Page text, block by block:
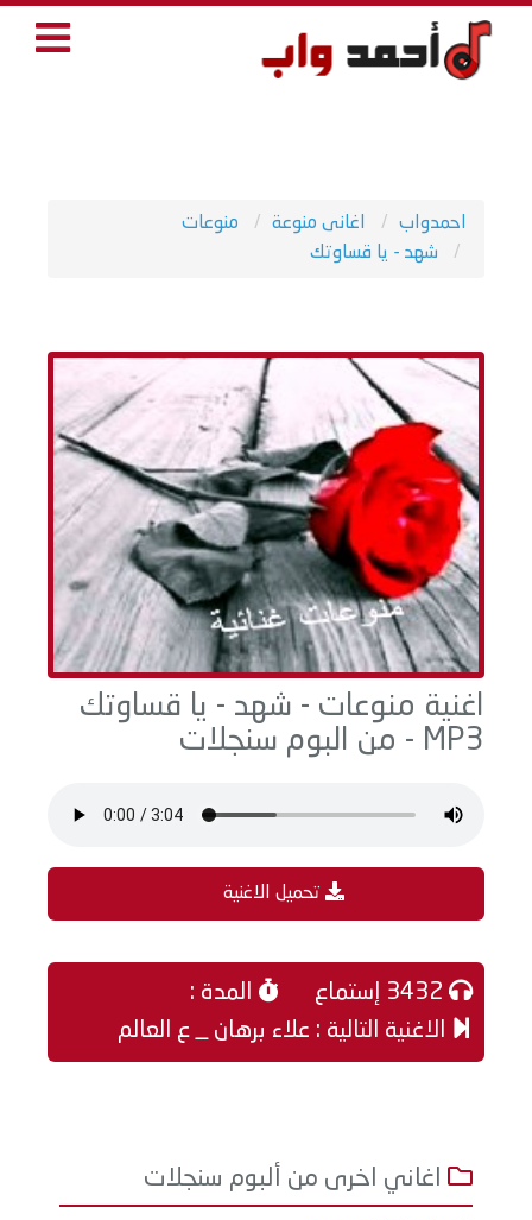
احمدواب اغانى منوعة
منوعات
شهد - يا قساوتك
اغنية منوعات - شهد - يا قساوتك
MP3 - من البوم سنجلات
تحميل الاغنية
المدة :
الاغنية التالية : علاء برهان _ ع العالم
اغاني اخرى من ألبوم سنجلات